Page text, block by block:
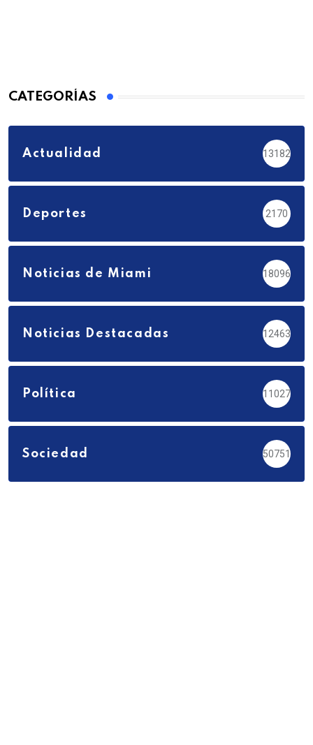
CATEGORÍAS
Actualidad 13182
Deportes 2170
Noticias de Miami 18096
Noticias Destacadas 12463
Política 11027
Sociedad 50751